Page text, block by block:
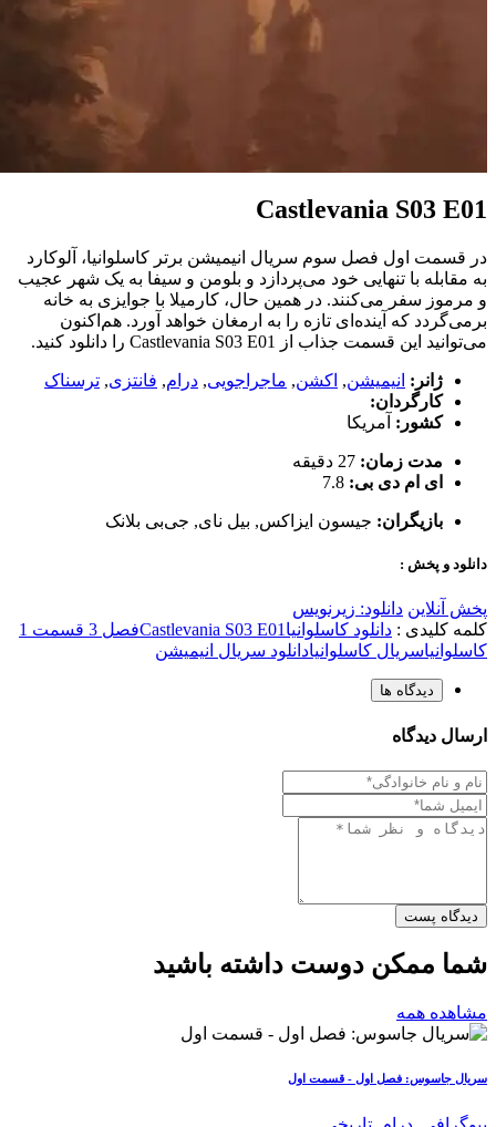
Castlevania S03 E01
در قسمت اول فصل سوم سریال انیمیشن برتر کاسلوانیا، آلوکارد
به مقابله با تنهایی خود می‌پردازد و بلومن و سیفا به یک شهر عجیب
و مرموز سفر می‌کنند. در همین حال، کارمیلا با جوایزی به خانه
برمی‌گردد که آینده‌ای تازه را به ارمغان خواهد آورد. هم‌اکنون
می‌توانید این قسمت جذاب از Castlevania S03 E01 را دانلود کنید.
ژانر: انیمیشن, اکشن, ماجراجویی, درام, فانتزی, ترسناک
کارگردان:
کشور: آمریکا
مدت زمان: 27 دقیقه
ای ام دی بی: 7.8
بازیگران: جیسون ایزاکس, بیل نای, جی‌بی بلانک
دانلود و پخش :
پخش آنلاین دانلود: زیرنویس
کلمه کلیدی : دانلود کاسلوانیا Castlevania S03 E01
فصل 3 قسمت 1
کاسلوانیاسریال کاسلوانیادانلود سریال انیمیشن
دیدگاه ها
ارسال دیدگاه
دیدگاه پست
شما ممکن دوست داشته باشید
مشاهده همه
سریال جاسوس: فصل اول - قسمت اول